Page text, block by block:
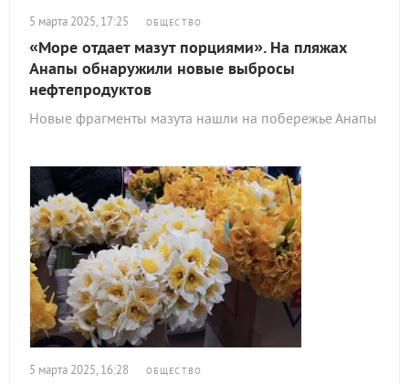
5 марта 2025, 17:25 ОБЩЕСТВО
«Море отдает мазут порциями». На пляжах
Анапы обнаружили новые выбросы
нефтепродуктов
Новые фрагменты мазута нашли на побережье Анапы
5 марта 2025, 16:28 ОБЩЕСТВО